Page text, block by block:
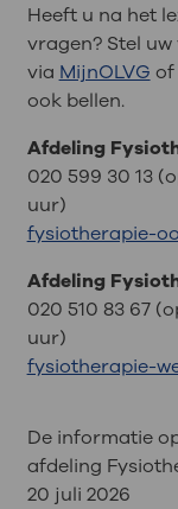
Heeft u na het
vragen? Stel
via MijnOLVG of
ook bellen.
Afdeling
020 599 30 13
uur)
fysiotherapie-
Afdeling
020 510 83 67
uur)
fysiotherapie-
De informatie
afdeling
20 juli 2026